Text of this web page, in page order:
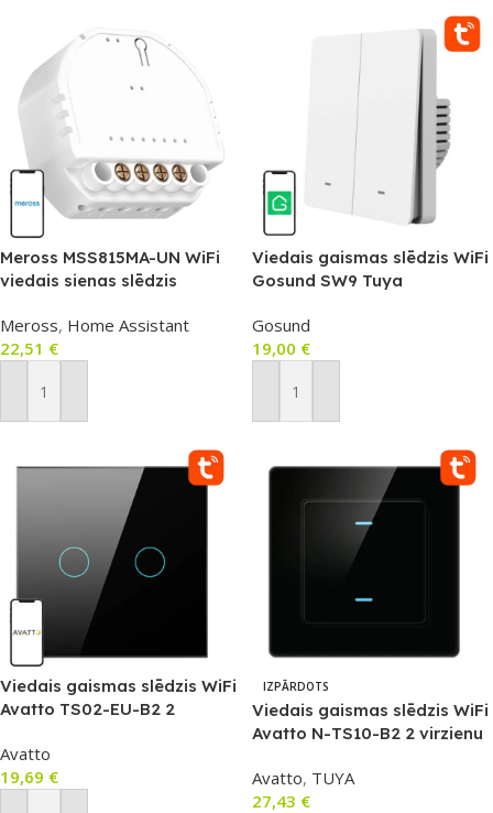
Meross MSS815MA-UN WiFi
viedais sienas slēdzis
Meross, Home Assistant
22,51 €
Pievienot Grozam
Viedais gaismas slēdzis WiFi
Gosund SW9 Tuya
Gosund
19,00 €
Pievienot Grozam
Viedais gaismas slēdzis WiFi
Avatto TS02-EU-B2 2
Avatto
19,69 €
IZPĀRDOTS
Viedais gaismas slēdzis WiFi
Avatto N-TS10-B2 2 virzienu
Avatto, TUYA
27,43 €